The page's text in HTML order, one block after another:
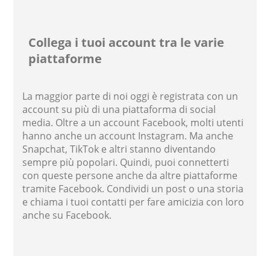
Collega i tuoi account tra le varie
piattaforme
La maggior parte di noi oggi è registrata con un
account su più di una piattaforma di social
media. Oltre a un account Facebook, molti utenti
hanno anche un account Instagram. Ma anche
Snapchat, TikTok e altri stanno diventando
sempre più popolari. Quindi, puoi connetterti
con queste persone anche da altre piattaforme
tramite Facebook. Condividi un post o una storia
e chiama i tuoi contatti per fare amicizia con loro
anche su Facebook.